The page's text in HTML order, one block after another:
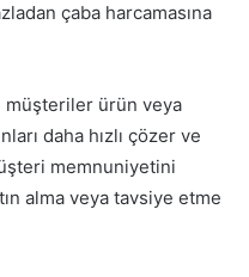
çaba harcamasına
ürün veya
daha hızlı çözer ve
memnuniyetini
alma veya tavsiye etme